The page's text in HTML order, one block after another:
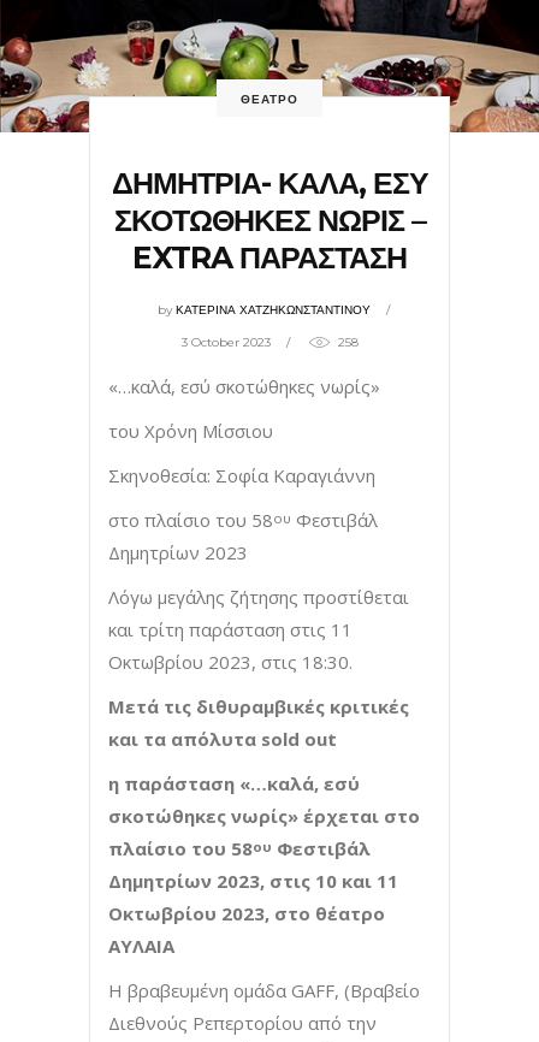
ΘΕΑΤΡΟ
ΔΗΜΗΤΡΙΑ- ΚΑΛΑ, ΕΣΥ
ΣΚΟΤΩΘΗΚΕΣ ΝΩΡΙΣ –
EXTRA ΠΑΡΑΣΤΑΣΗ
byΚΑΤΕΡΙΝΑ ΧΑΤΖΗΚΩΝΣΤΑΝΤΙΝΟΥ
3 October 2023 258
«…καλά, εσύ σκοτώθηκες νωρίς»
του Χρόνη Μίσσιου
Σκηνοθεσία: Σοφία Καραγιάννη
στο πλαίσιο του 58ου Φεστιβάλ
Δημητρίων 2023
Λόγω μεγάλης ζήτησης προστίθεται
και τρίτη παράσταση στις 11
Οκτωβρίου 2023, στις 18:30.
Μετά τις διθυραμβικές κριτικές
και τα απόλυτα sold out
η παράσταση «…καλά, εσύ
σκοτώθηκες νωρίς» έρχεται στο
πλαίσιο του 58ου Φεστιβάλ
Δημητρίων 2023, στις 10 και 11
Οκτωβρίου 2023, στο θέατρο
ΑΥΛΑΙΑ
Η βραβευμένη ομάδα GAFF, (Βραβείο
Διεθνούς Ρεπερτορίου από την